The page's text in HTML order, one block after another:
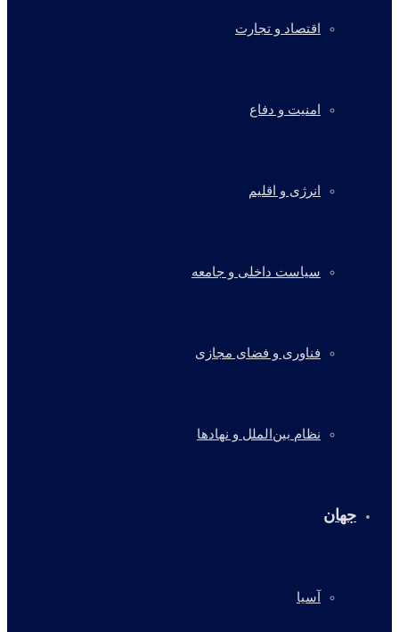
اقتصاد و تجارت
امنیت و دفاع
انرژی و اقلیم
سیاست داخلی و جامعه
فناوری و فضای مجازی
نظام بین‌الملل و نهادها
جهان
آسیا